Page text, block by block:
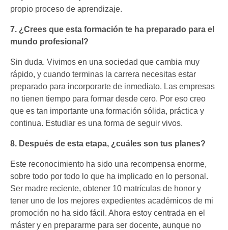
propio proceso de aprendizaje.
7. ¿Crees que esta formación te ha preparado para el
mundo profesional?
Sin duda. Vivimos en una sociedad que cambia muy
rápido, y cuando terminas la carrera necesitas estar
preparado para incorporarte de inmediato. Las empresas
no tienen tiempo para formar desde cero. Por eso creo
que es tan importante una formación sólida, práctica y
continua. Estudiar es una forma de seguir vivos.
8. Después de esta etapa, ¿cuáles son tus planes?
Este reconocimiento ha sido una recompensa enorme,
sobre todo por todo lo que ha implicado en lo personal.
Ser madre reciente, obtener 10 matrículas de honor y
tener uno de los mejores expedientes académicos de mi
promoción no ha sido fácil. Ahora estoy centrada en el
máster y en prepararme para ser docente, aunque no